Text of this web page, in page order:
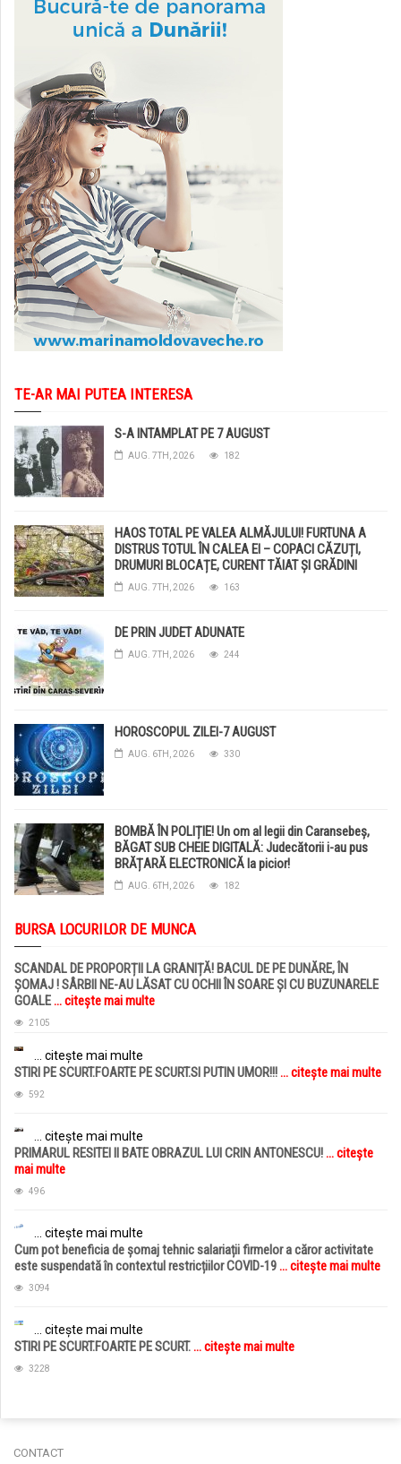
TE-AR MAI PUTEA INTERESA
S-A INTAMPLAT PE 7 AUGUST
AUG. 7TH, 2026 182
HAOS TOTAL PE VALEA ALMĂJULUI! FURTUNA A
DISTRUS TOTUL ÎN CALEA EI – COPACI CĂZUȚI,
DRUMURI BLOCAȚE, CURENT TĂIAT ȘI GRĂDINI
DISTRUSE DE GRINDINĂ!
AUG. 7TH, 2026 163
DE PRIN JUDET ADUNATE
AUG. 7TH, 2026 244
HOROSCOPUL ZILEI-7 AUGUST
AUG. 6TH, 2026 330
BOMBĂ ÎN POLIȚIE! Un om al legii din Caransebeș,
BĂGAT SUB CHEIE DIGITALĂ: Judecătorii i-au pus
BRĂȚARĂ ELECTRONICĂ la picior!
AUG. 6TH, 2026 182
BURSA LOCURILOR DE MUNCA
SCANDAL DE PROPORȚII LA GRANIȚĂ! BACUL DE PE DUNĂRE, ÎN
ȘOMAJ ! SÂRBII NE-AU LĂSAT CU OCHII ÎN SOARE ȘI CU BUZUNARELE
GOALE... citește mai multe
2105
... citește mai multe
STIRI PE SCURT.FOARTE PE SCURT.SI PUTIN UMOR!!!... citește mai multe
592
... citește mai multe
PRIMARUL RESITEI II BATE OBRAZUL LUI CRIN ANTONESCU!... citește
mai multe
496
... citește mai multe
Cum pot beneficia de șomaj tehnic salariații firmelor a căror activitate
este suspendată în contextul restricțiilor COVID-19... citește mai multe
3094
... citește mai multe
STIRI PE SCURT.FOARTE PE SCURT.... citește mai multe
3228
CONTACT